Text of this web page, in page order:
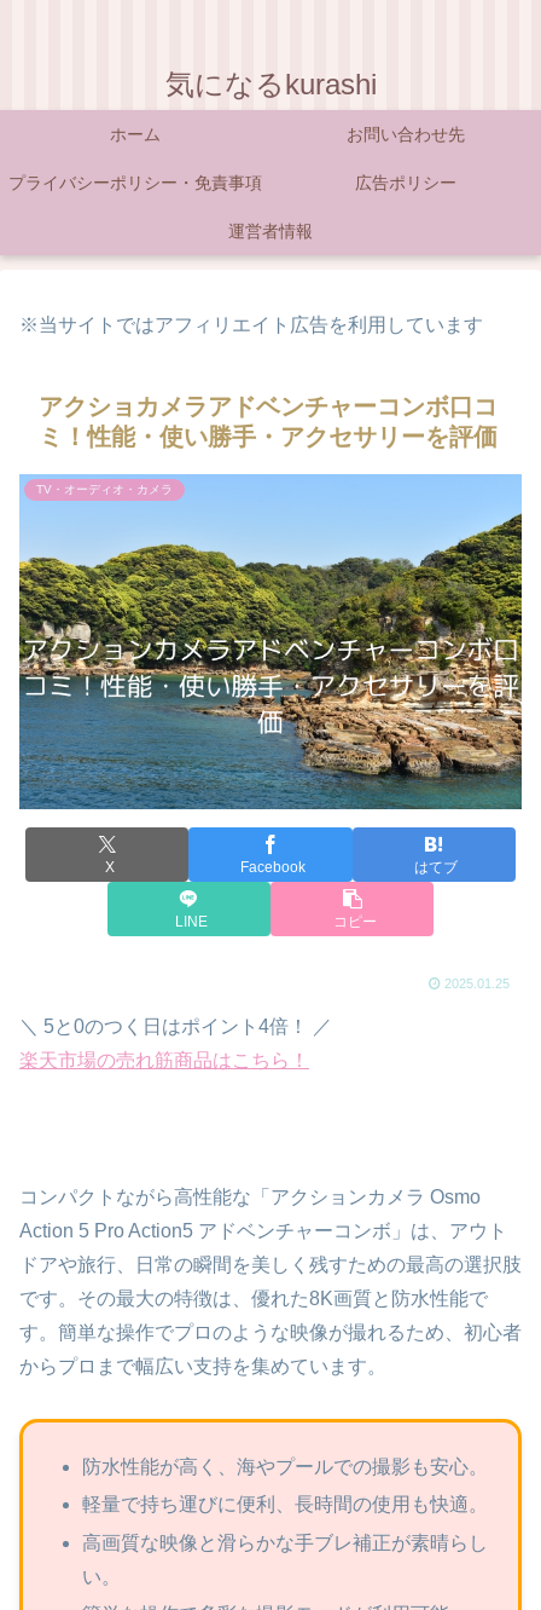
気になるkurashi
ホーム お問い合わせ先
プライバシーポリシー・免責事項 広告ポリシー
運営者情報
※当サイトではアフィリエイト広告を利用しています
アクショカメラアドベンチャーコンボ口コ
ミ！性能・使い勝手・アクセサリーを評価
TV・オーディオ・カメラ
X Facebook はてブ
LINE コピー
2025.01.25
＼ 5と0のつく日はポイント4倍！ ／
楽天市場の売れ筋商品はこちら！
コンパクトながら高性能な「アクションカメラ Osmo
Action 5 Pro Action5 アドベンチャーコンボ」は、アウト
ドアや旅行、日常の瞬間を美しく残すための最高の選択肢
です。その最大の特徴は、優れた8K画質と防水性能で
す。簡単な操作でプロのような映像が撮れるため、初心者
からプロまで幅広い支持を集めています。
防水性能が高く、海やプールでの撮影も安心。
軽量で持ち運びに便利、長時間の使用も快適。
高画質な映像と滑らかな手ブレ補正が素晴らし
い。